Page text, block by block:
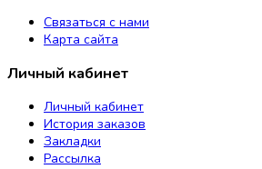
Связаться с нами
Карта сайта
Личный кабинет
Личный кабинет
История заказов
Закладки
Рассылка